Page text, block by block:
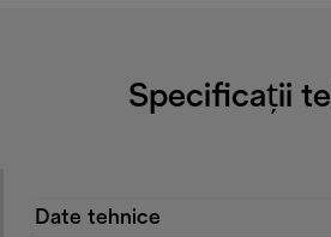
Specificații
Date tehnice